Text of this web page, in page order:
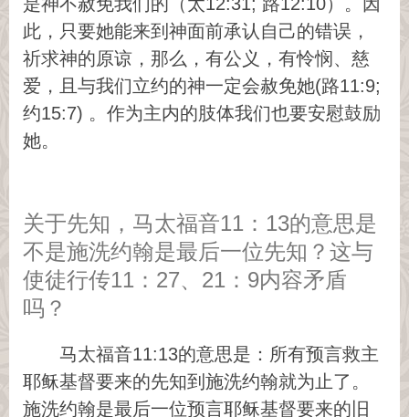
此，只要她能来到神面前承认自己的错误，
祈求神的原谅，那么，有公义，有怜悯、慈
爱，且与我们立约的神一定会赦免她(路11:9;
约15:7) 。作为主内的肢体我们也要安慰鼓励
她。
关于先知，马太福音11：13的意思是
不是施洗约翰是最后一位先知？这与
使徒行传11：27、21：9内容矛盾
吗？
马太福音11:13的意思是：所有预言救主
耶稣基督要来的先知到施洗约翰就为止了。
施洗约翰是最后一位预言耶稣基督要来的旧